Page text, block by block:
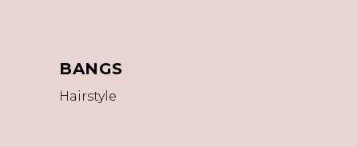
BANGS
Hairstyle